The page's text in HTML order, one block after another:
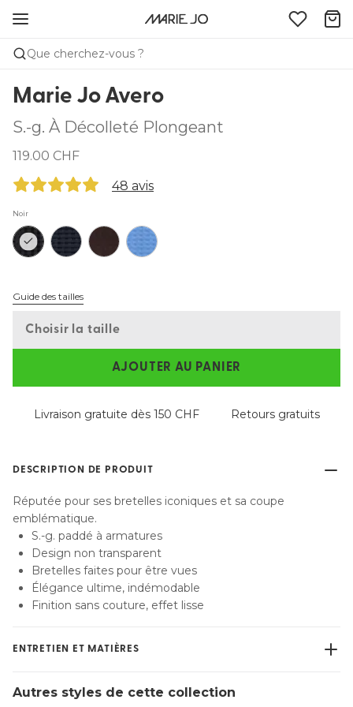
Que cherchez-vous ?
Marie Jo Avero
S.-g. À Décolleté Plongeant
119.00 CHF
48 avis
Noir
Guide des tailles
Choisir la taille
AJOUTER AU PANIER
Livraison gratuite dès 150 CHF Retours gratuits
DESCRIPTION DE PRODUIT
Réputée pour ses bretelles iconiques et sa coupe
emblématique.
S.-g. paddé à armatures
Design non transparent
Bretelles faites pour être vues
Élégance ultime, indémodable
Finition sans couture, effet lisse
ENTRETIEN ET MATIÈRES
Lavage professionnel exclu
Autres styles de cette collection